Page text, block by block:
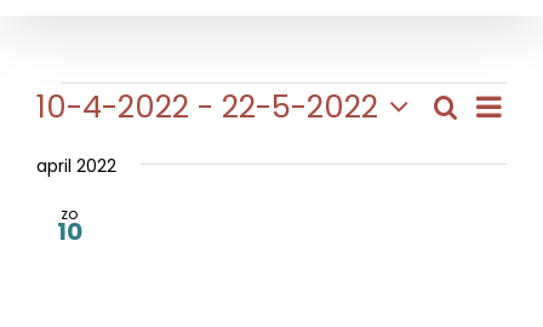
Evenementen Zoeken
Lijst
10-4-2022 - 22-5-2022
een
datum.
april 2022
zo
10